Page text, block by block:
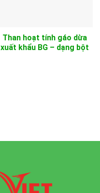
Than hoạt tính gáo dừa
xuất khẩu BG – dạng bột